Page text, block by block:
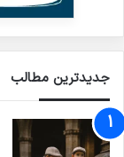
جدیدترین مطالب